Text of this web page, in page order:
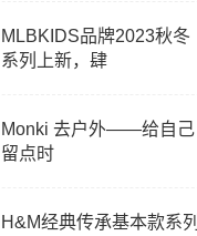
MLBKIDS品牌2023秋冬
系列上新，肆
Monki 去户外——给自己
留点时
H&M经典传承基本款系列